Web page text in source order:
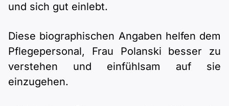
und sich gut einlebt.
Diese biographischen Angaben helfen dem
Pflegepersonal, Frau Polanski besser zu
verstehen und einfühlsam auf sie
einzugehen.